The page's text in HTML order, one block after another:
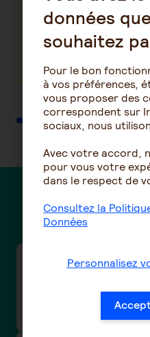
mutuelle
En savoir plus
Des
Taux de cotisations
convention collective
charcuterie / Boucherie
données
souhaitez
Pour le bon
à vos préférences,
vous proposer des
correspondent sur
sociaux, nous
Avec votre accord,
pour vous votre
dans le respect de
Consultez la
Données
Personnalisez